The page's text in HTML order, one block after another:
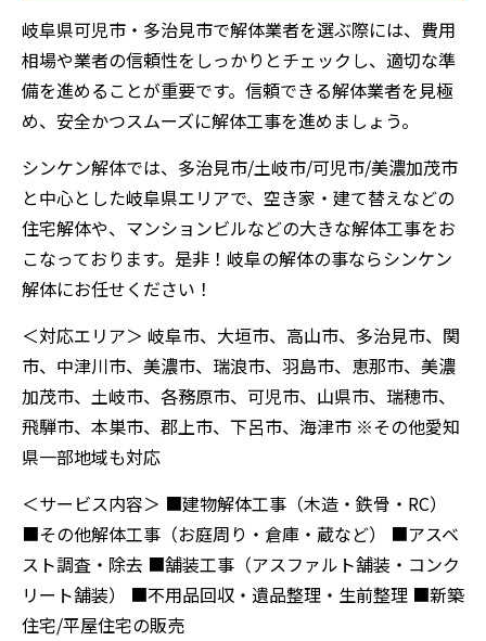
岐阜県可児市・多治見市で解体業者を選ぶ際には、費用
相場や業者の信頼性をしっかりとチェックし、適切な準
備を進めることが重要です。信頼できる解体業者を見極
め、安全かつスムーズに解体工事を進めましょう。
シンケン解体では、多治見市/土岐市/可児市/美濃加茂市
と中心とした岐阜県エリアで、空き家・建て替えなどの
住宅解体や、マンションビルなどの大きな解体工事をお
こなっております。是非！岐阜の解体の事ならシンケン
解体にお任せください！
＜対応エリア＞ 岐阜市、大垣市、高山市、多治見市、関
市、中津川市、美濃市、瑞浪市、羽島市、恵那市、美濃
加茂市、土岐市、各務原市、可児市、山県市、瑞穂市、
飛騨市、本巣市、郡上市、下呂市、海津市 ※その他愛知
県一部地域も対応
＜サービス内容＞ ■建物解体工事（木造・鉄骨・RC）
■その他解体工事（お庭周り・倉庫・蔵など） ■アスベ
スト調査・除去 ■舗装工事（アスファルト舗装・コンク
リート舗装） ■不用品回収・遺品整理・生前整理 ■新築
住宅/平屋住宅の販売